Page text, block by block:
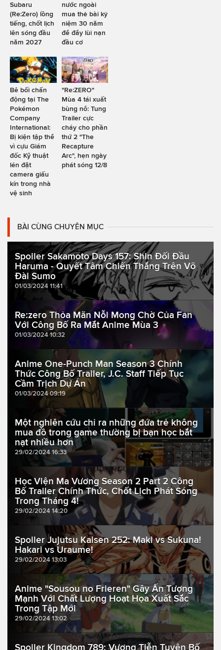
Subaru
(Re:Zero) lồng
tiếng, chốt lịch
lên sóng đầu
năm 2027
nước ngoài
mua thẻ bài kỷ
niệm 30 năm
để đẩy lùi nạn
đầu cơ
Bê bối chấn
động tại The
Pokémon
Company
International:
Bị kiện tập thể
vì cựu Giám
đốc Kỹ thuật
lén đặt
camera giấu
kín trong nhà
vệ sinh
"Re:ZERO"
Mùa 4 tái xuất
bùng nổ: Tung
Trailer cực
cháy cho phần
thứ 2 "The
Recapture
Arc", hẹn ngày
phát sóng 12/8
BÀI CÙNG CHUYÊN MỤC
Spoiler Sakamoto Days 157: Shin Đối Đầu
Haruma - Quyết Tâm Chiến Thắng Trên Võ
Đài Sumo
01/03/2024 11:41
Re:zero Thỏa Mãn Nỗi Mong Chờ Của Fan
Với Công Bố Ra Mắt Anime Mùa 3
01/03/2024 10:32
Anime One-Punch Man Season 3 Chính
Thức Công Bố Trailer, J.C. Staff Tiếp Tục
Cầm Trịch Dự Án
01/03/2024 09:19
Một nghiên cứu chỉ ra những đứa trẻ không
mua đồ trong game thường bị bạn học bắt
nạt nhiều hơn
29/02/2024 16:33
Học Viện Ma Vương Season 2 Part 2 Công
Bố Trailer Chính Thức, Chốt Lịch Phát Sóng
Trong Tháng 4!
29/02/2024 14:20
Spoiler Jujutsu Kaisen 252: Maki vs Sukuna!
Hakari vs Uraume!
29/02/2024 13:03
Anime "Sousou no Frieren" Gây Ấn Tượng
Mạnh Với Chất Lượng Hoạt Họa Xuất Sắc
Trong Tập Mới
29/02/2024 13:02
Spoiler Kingdom 789: Vương Tiễn Tuyên Bố